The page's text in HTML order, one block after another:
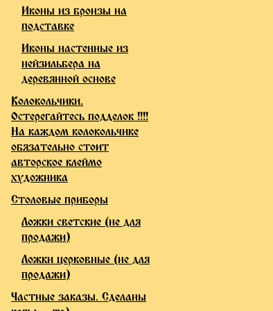
Иконы из бронзы на
подставке
Иконы настенные из
нейзильбера на
деревянной основе
Колокольчики.
Остерегайтесь подделок !!!!
На каждом колокольчике
обязательно стоит
авторское клеймо
художника
Столовые приборы
Ложки светские (не для
продажи)
Ложки церковные (не для
продажи)
Частные заказы. Сделаны